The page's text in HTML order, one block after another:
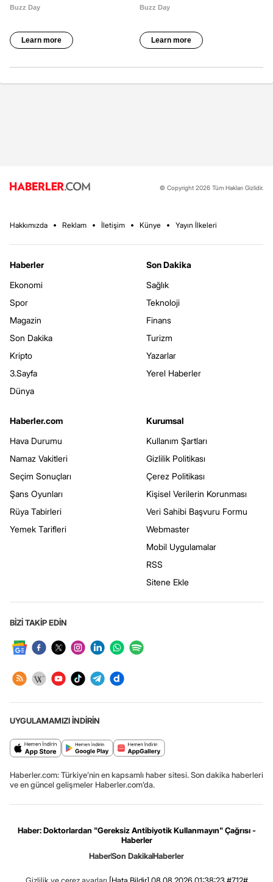
© Copyright 2026 Tüm Hakları Gizlidir.
Hakkımızda Reklam İletişim Künye Yayın İlkeleri
Haberler
Ekonomi
Spor
Magazin
Son Dakika
Kripto
3.Sayfa
Dünya
Son Dakika
Sağlık
Teknoloji
Finans
Turizm
Yazarlar
Yerel Haberler
Haberler.com
Hava Durumu
Namaz Vakitleri
Seçim Sonuçları
Şans Oyunları
Rüya Tabirleri
Yemek Tarifleri
Kurumsal
Kullanım Şartları
Gizlilik Politikası
Çerez Politikası
Kişisel Verilerin Korunması
Veri Sahibi Başvuru Formu
Webmaster
Mobil Uygulamalar
RSS
Sitene Ekle
BİZİ TAKİP EDİN
UYGULAMAMIZI İNDİRİN
Haberler.com: Türkiye’nin en kapsamlı haber sitesi. Son dakika haberleri
ve en güncel gelişmeler Haberler.com’da.
Haber: Doktorlardan "Gereksiz Antibiyotik Kullanmayın" Çağrısı -
Haberler
HaberSon DakikaHaberler